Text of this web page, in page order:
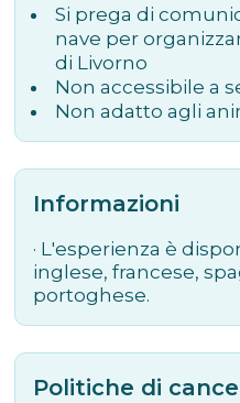
Si prega di
nave per
di Livorno
Non accessibile a
Non adatto agli
Informazioni
· L'esperienza è
inglese, francese,
portoghese.
Politiche di